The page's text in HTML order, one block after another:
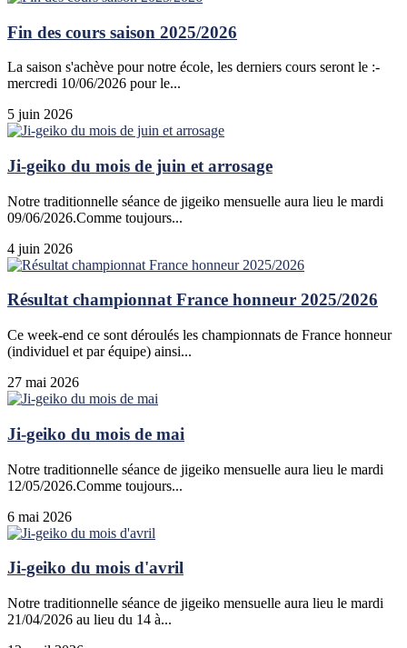
Fin des cours saison 2025/2026
La saison s'achève pour notre école, les derniers cours seront le :-
mercredi 10/06/2026 pour le...
5 juin 2026
Ji-geiko du mois de juin et arrosage
Notre traditionnelle séance de jigeiko mensuelle aura lieu le mardi
09/06/2026.Comme toujours...
4 juin 2026
Résultat championnat France honneur 2025/2026
Ce week-end ce sont déroulés les championnats de France honneur
(individuel et par équipe) ainsi...
27 mai 2026
Ji-geiko du mois de mai
Notre traditionnelle séance de jigeiko mensuelle aura lieu le mardi
12/05/2026.Comme toujours...
6 mai 2026
Ji-geiko du mois d'avril
Notre traditionnelle séance de jigeiko mensuelle aura lieu le mardi
21/04/2026 au lieu du 14 à...